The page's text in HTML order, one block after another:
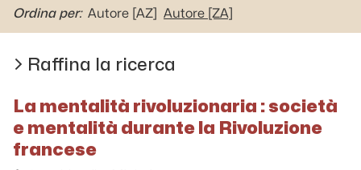
Ordina per: Autore [AZ] Autore [ZA]
Raffina la ricerca
La mentalità rivoluzionaria : società
e mentalità durante la Rivoluzione
francese